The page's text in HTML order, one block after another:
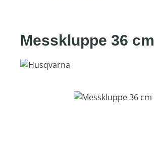
Messkluppe 36 cm
Bildergalerie überspringen